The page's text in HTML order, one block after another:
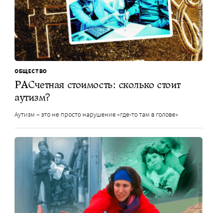
ОБЩЕСТВО
РАСчетная стоимость: сколько стоит
аутизм?
Аутизм – это не просто нарушение «где-то там в голове»